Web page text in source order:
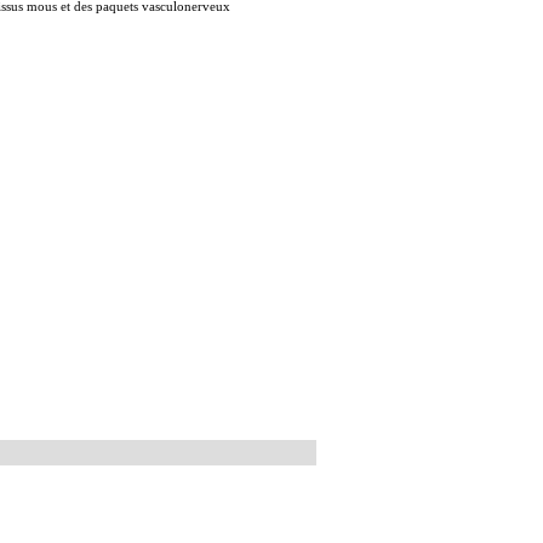
mous et des paquets vasculonerveux